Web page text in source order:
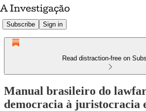
Subscribe Sign in
Read distraction-free on
Manual brasileiro do
democracia à juristocracia